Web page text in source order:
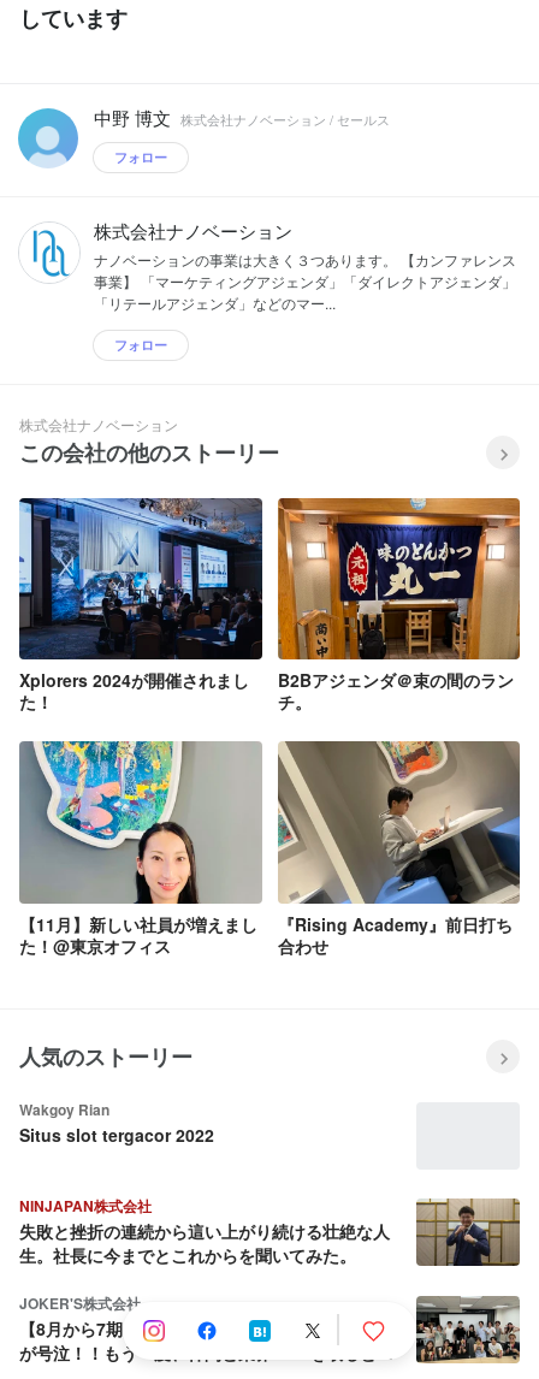
しています
中野 博文 株式会社ナノベーション / セールス
フォロー
株式会社ナノベーション
ナノベーションの事業は大きく３つあります。 【カンファレンス
事業】 「マーケティングアジェンダ」「ダイレクトアジェンダ」
「リテールアジェンダ」などのマー...
フォロー
株式会社ナノベーション
この会社の他のストーリー
Xplorers 2024が開催されまし
た！
B2Bアジェンダ＠束の間のラン
チ。
【11月】新しい社員が増えまし
た！@東京オフィス
『Rising Academy』前日打ち
合わせ
人気のストーリー
Wakgoy Rian
Situs slot tergacor 2022
NINJAPAN株式会社
失敗と挫折の連続から這い上がり続ける壮絶な人
生。社長に今までとこれからを聞いてみた。
JOKER'S株式会社
【8月から7期目へ】会社を売却しようとした社長
が号泣！！もう一度、仲間と業界No.1を取ると決